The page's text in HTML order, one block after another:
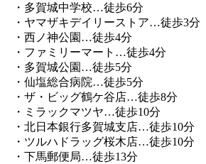
・多賀城中学校…徒歩6分
・ヤマザキデイリーストア…徒歩3分
・西ノ神公園…徒歩4分
・ファミリーマート…徒歩4分
・多賀城公園…徒歩5分
・仙塩総合病院…徒歩5分
・ザ・ビッグ鶴ケ谷店…徒歩8分
・ミラックマツヤ…徒歩10分
・北日本銀行多賀城支店…徒歩10分
・ツルハドラッグ桜木店…徒歩10分
・下馬郵便局…徒歩13分